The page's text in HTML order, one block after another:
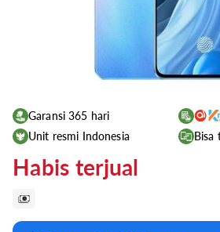
Garansi 365 hari
Unit resmi Indonesia
Bisa
Habis terjual